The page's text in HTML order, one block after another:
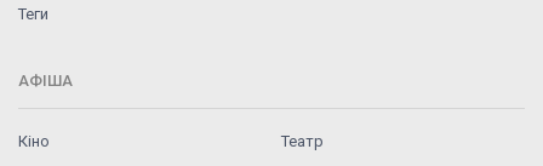
Теги
АФІША
Кіно
Театр